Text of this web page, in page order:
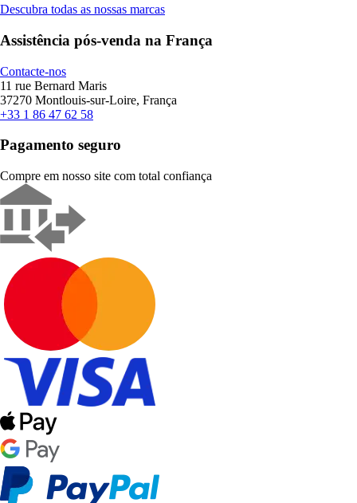
Descubra todas as nossas marcas
Assistência pós-venda na França
Contacte-nos
11 rue Bernard Maris
37270 Montlouis-sur-Loire, França
+33 1 86 47 62 58
Pagamento seguro
Compre em nosso site com total confiança